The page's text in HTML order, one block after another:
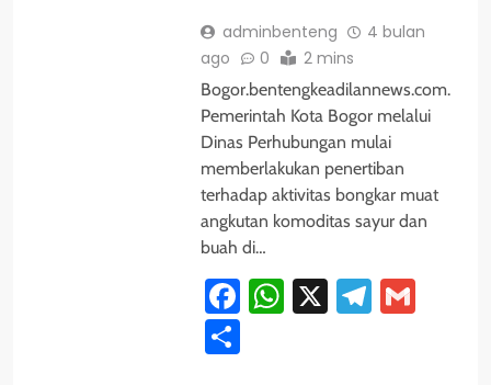
adminbenteng
4 bulan
ago
0 2 mins
Bogor.bentengkeadilannews.com.
Pemerintah Kota Bogor melalui
Dinas Perhubungan mulai
memberlakukan penertiban
terhadap aktivitas bongkar muat
angkutan komoditas sayur dan
buah di…
Facebook
WhatsApp
X
Share